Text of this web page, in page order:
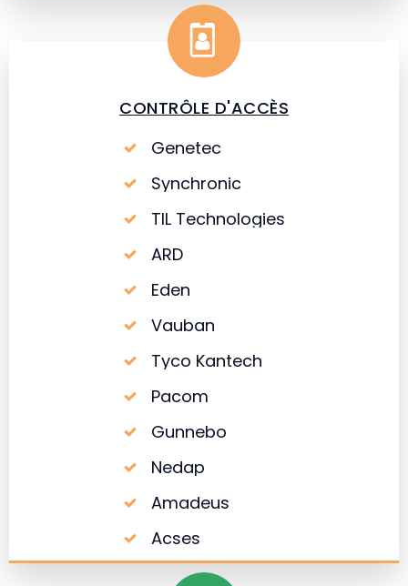
CONTRÔLE D'ACCÈS
Genetec
Synchronic
TIL Technologies
ARD
Eden
Vauban
Tyco Kantech
Pacom
Gunnebo
Nedap
Amadeus
Acses